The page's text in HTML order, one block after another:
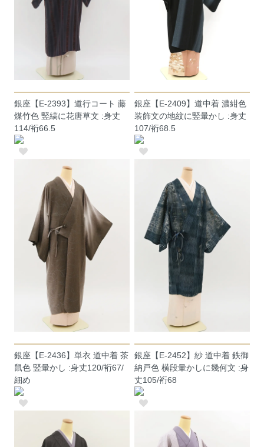
銀座【E-2393】道行コート 藤
煤竹色 竪縞に花唐草文 :身丈
114/裄66.5
銀座【E-2409】道中着 濃紺色
装飾文の地紋に竪暈かし :身丈
107/裄68.5
銀座【E-2436】単衣 道中着 茶
鼠色 竪暈かし :身丈120/裄67/
細め
銀座【E-2452】紗 道中着 鉄御
納戸色 横段暈かしに幾何文 :身
丈105/裄68